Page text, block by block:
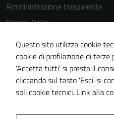
Amministrazione trasparente
Privacy Policy
Cookie Policy
Note legali
Dichiarazione di accessibilità
Piano di miglioramento del sito
Questo sito utilizza cookie
cookie di profilazione di
'Accetta tutti' si presta il
cliccando sul tasto 'Esci' si
soli cookie tecnici. Link alla